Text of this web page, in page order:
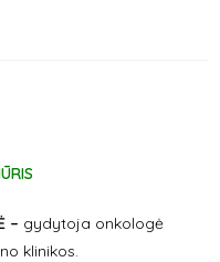
– gydytoja onkologė
klinikos.